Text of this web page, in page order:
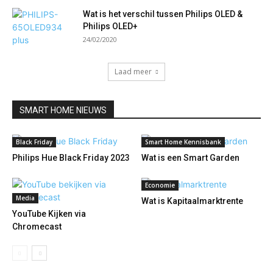
Wat is het verschil tussen Philips OLED &
Philips OLED+
24/02/2020
Laad meer
SMART HOME NIEUWS
Black Friday
Philips Hue Black Friday 2023
Smart Home Kennisbank
Wat is een Smart Garden
Media
YouTube Kijken via
Chromecast
Economie
Wat is Kapitaalmarktrente